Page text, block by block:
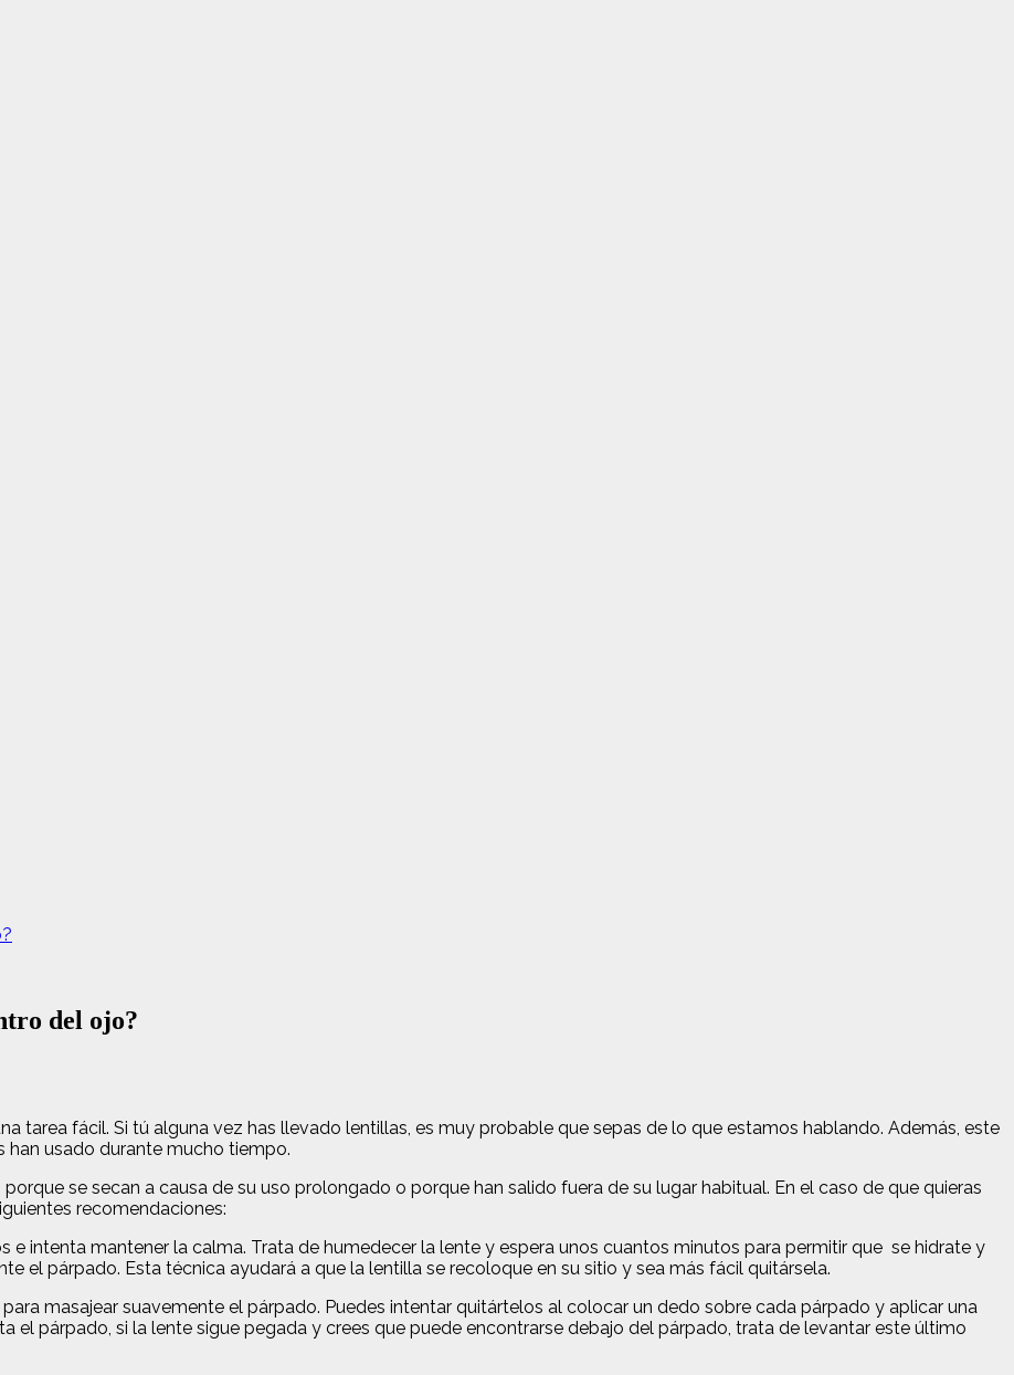
del ojo?
tarea fácil. Si tú alguna vez has llevado lentillas, es muy probable que sepas de lo que estamos hablando. Además, este
usado durante mucho tiempo.
porque se secan a causa de su uso prolongado o porque han salido fuera de su lugar habitual. En el caso de que quieras
recomendaciones:
e intenta mantener la calma. Trata de humedecer la lente y espera unos cuantos minutos para permitir que se hidrate y
el párpado. Esta técnica ayudará a que la lentilla se recoloque en su sitio y sea más fácil quitársela.
masajear suavemente el párpado. Puedes intentar quitártelos al colocar un dedo sobre cada párpado y aplicar una
el párpado, si la lente sigue pegada y crees que puede encontrarse debajo del párpado, trata de levantar este último